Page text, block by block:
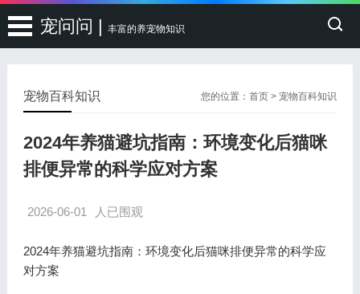
宠问问 | 丰富的养宠物知识
您的位置：首页 >宠物百科知识
宠物百科知识
2024年养猫避坑指南：环境变化后猫咪
排便异常的科学应对方案
2026-06-01 人已围观
2024年养猫避坑指南：环境变化后猫咪排便异常的科学应
对方案